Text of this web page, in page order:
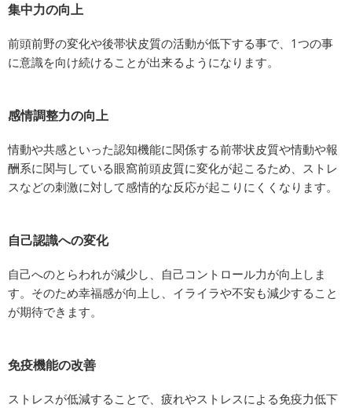
集中力の向上
前頭前野の変化や後帯状皮質の活動が低下する事で、1つの事
に意識を向け続けることが出来るようになります。
感情調整力の向上
情動や共感といった認知機能に関係する前帯状皮質や情動や報
酬系に関与している眼窩前頭皮質に変化が起こるため、ストレ
スなどの刺激に対して感情的な反応が起こりにくくなります。
自己認識への変化
自己へのとらわれが減少し、自己コントロール力が向上しま
す。そのため幸福感が向上し、イライラや不安も減少すること
が期待できます。
免疫機能の改善
ストレスが低減することで、疲れやストレスによる免疫力低下